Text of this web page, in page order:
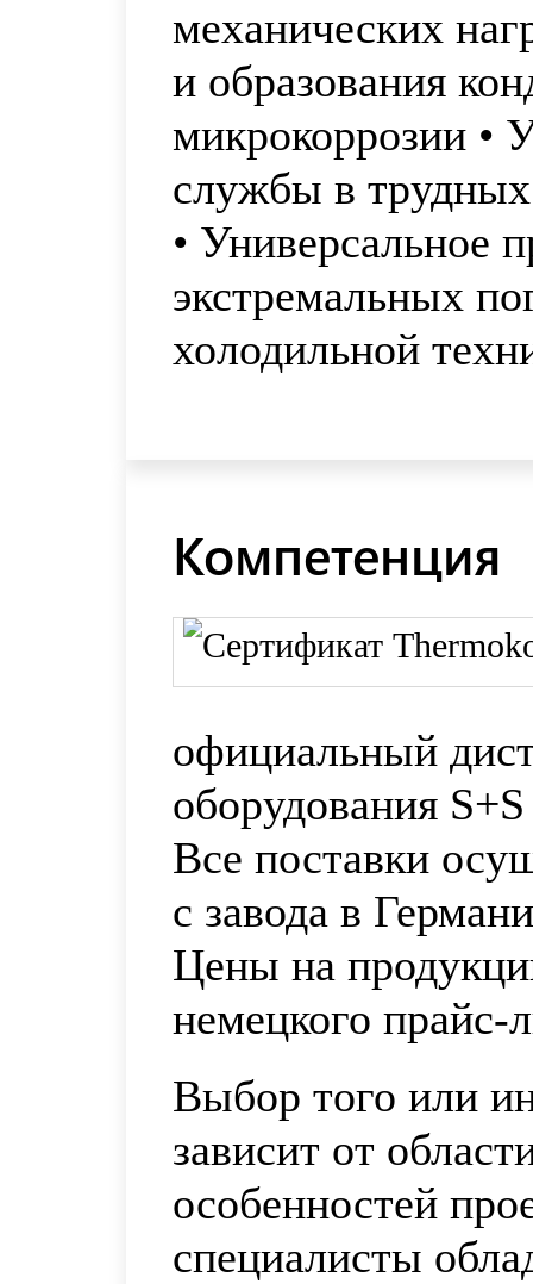
механических
и образования
микрокоррозии •
службы в трудных
• Универсальное
экстремальных
холодильной
Компетенция
официальный
оборудования
Все поставки
с завода в
Цены на
немецкого
Выбор того или
зависит от
особенностей
специалисты